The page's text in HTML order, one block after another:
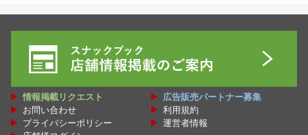
情報掲載リクエスト
広告販売パートナー募集
お問い合わせ
利用規約
プライバシーポリシー
運営者情報